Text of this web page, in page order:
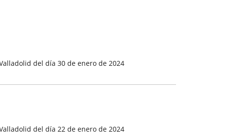
del día 30 de enero de 2024
del día 22 de enero de 2024